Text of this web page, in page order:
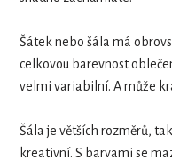
Šátek nebo šála má
celkovou barevnost
velmi variabilní. A může
Šála je větších rozměrů,
kreativní. S barvami se